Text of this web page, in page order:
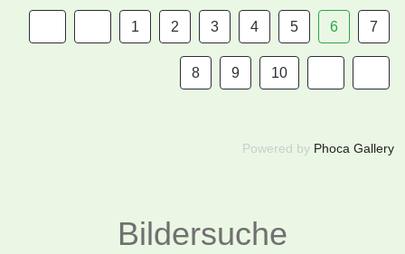
1 2 3 4 5 6 7
8 9 10
Powered by Phoca Gallery
Bildersuche